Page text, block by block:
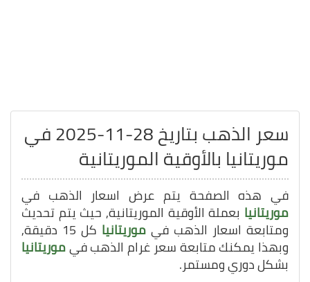
سعر الذهب بتاريخ 28-11-2025 في
موريتانيا بالأوقية الموريتانية
في هذه الصفحة يتم عرض اسعار الذهب في
موريتانيا بعملة الأوقية الموريتانية, حيث يتم تحديث
ومتابعة اسعار الذهب في موريتانيا كل 15 دقيقة,
وبهذا يمكنك متابعة سعر غرام الذهب فيموريتانيا
بشكل دوري ومستمر.